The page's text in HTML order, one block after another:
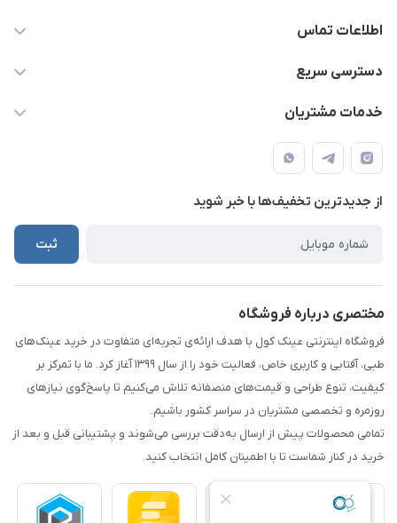
اطلاعات تماس
09924035290
تهران - شهریار (فروش حضوری نداریم)
دسترسی سریع
حساب کاربری
درباره ما
تماس با ما
خدمات مشتریان
قوانین و مقررات
حریم شخصی کاربران
راهنما
از جدید‌ترین تخفیف‌ها با‌ خبر شوید
ثبت
مختصری درباره فروشگاه
فروشگاه اینترنتی عینک کول با هدف ارائه‌ی تجربه‌ای متفاوت در خرید عینک‌های
طبی، آفتابی و کاربری خاص، فعالیت خود را از سال ۱۳۹۹ آغاز کرد. ما با تمرکز بر
کیفیت، تنوع طراحی و قیمت‌های منصفانه تلاش می‌کنیم تا پاسخ‌گوی نیازهای
روزمره و تخصصی مشتریان در سراسر کشور باشیم.
تمامی محصولات پیش از ارسال به‌دقت بررسی می‌شوند و پشتیبانی قبل و بعد از
خرید در کنار شماست تا با اطمینان کامل انتخاب کنید.